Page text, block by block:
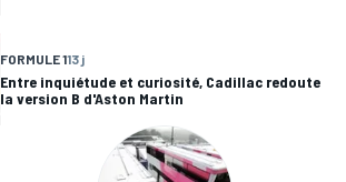
FORMULE 113 j
Entre inquiétude et curiosité, Cadillac redoute
la version B d'Aston Martin